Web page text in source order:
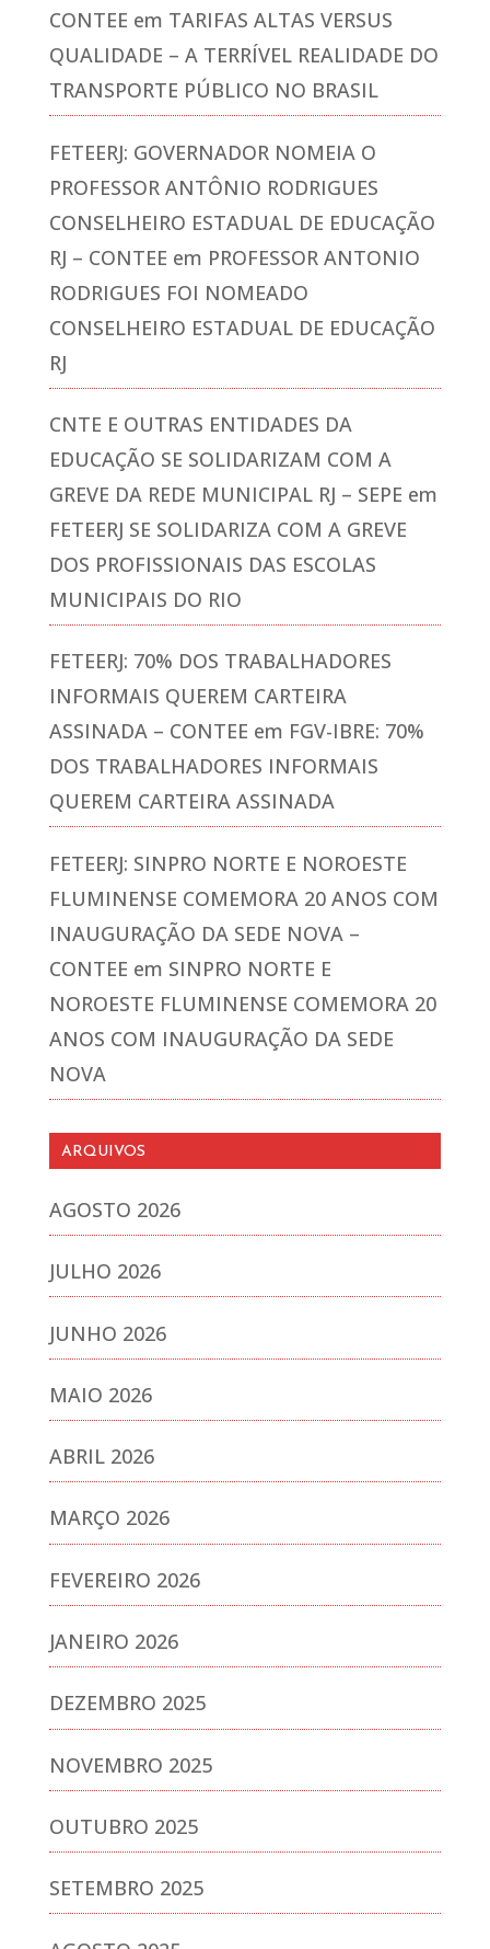
CONTEE em TARIFAS ALTAS VERSUS
QUALIDADE – A TERRÍVEL REALIDADE DO
TRANSPORTE PÚBLICO NO BRASIL
FETEERJ: GOVERNADOR NOMEIA O
PROFESSOR ANTÔNIO RODRIGUES
CONSELHEIRO ESTADUAL DE EDUCAÇÃO
RJ – CONTEE em PROFESSOR ANTONIO
RODRIGUES FOI NOMEADO
CONSELHEIRO ESTADUAL DE EDUCAÇÃO
RJ
CNTE E OUTRAS ENTIDADES DA
EDUCAÇÃO SE SOLIDARIZAM COM A
GREVE DA REDE MUNICIPAL RJ – SEPE em
FETEERJ SE SOLIDARIZA COM A GREVE
DOS PROFISSIONAIS DAS ESCOLAS
MUNICIPAIS DO RIO
FETEERJ: 70% DOS TRABALHADORES
INFORMAIS QUEREM CARTEIRA
ASSINADA – CONTEE em FGV-IBRE: 70%
DOS TRABALHADORES INFORMAIS
QUEREM CARTEIRA ASSINADA
FETEERJ: SINPRO NORTE E NOROESTE
FLUMINENSE COMEMORA 20 ANOS COM
INAUGURAÇÃO DA SEDE NOVA –
CONTEE em SINPRO NORTE E
NOROESTE FLUMINENSE COMEMORA 20
ANOS COM INAUGURAÇÃO DA SEDE
NOVA
ARQUIVOS
AGOSTO 2026
JULHO 2026
JUNHO 2026
MAIO 2026
ABRIL 2026
MARÇO 2026
FEVEREIRO 2026
JANEIRO 2026
DEZEMBRO 2025
NOVEMBRO 2025
OUTUBRO 2025
SETEMBRO 2025